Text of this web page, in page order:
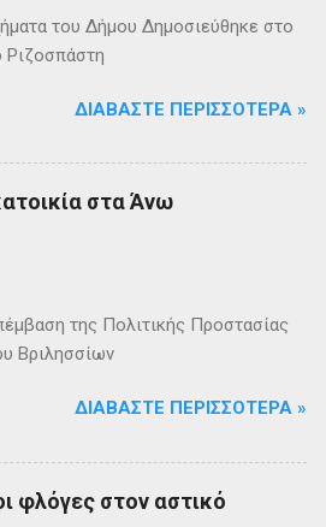
του Δήμου Δημοσιεύθηκε στο
Ριζοσπάστη
ΔΙΑΒΆΣΤΕ ΠΕΡΙΣΣΌΤΕΡΑ »
στα Άνω
της Πολιτικής Προστασίας
Βριλησσίων
ΔΙΑΒΆΣΤΕ ΠΕΡΙΣΣΌΤΕΡΑ »
φλόγες στον αστικό